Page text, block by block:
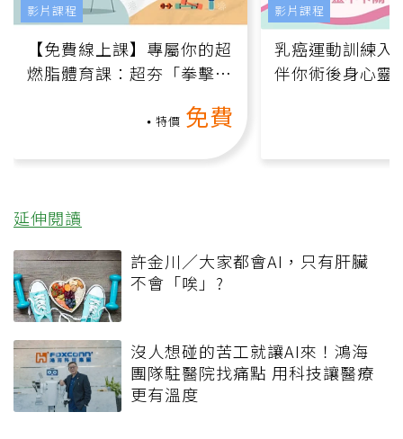
【免費線上課】專屬你的超
燃脂體育課：超夯「拳擊有
特價 免費
影片課程
乳癌運動訓練入
伴你術後身心靈
影片課程
延伸閱讀
許金川／大家都會AI，只有肝臟
不會「唉」?
沒人想碰的苦工就讓AI來！鴻海
團隊駐醫院找痛點 用科技讓醫療
更有溫度